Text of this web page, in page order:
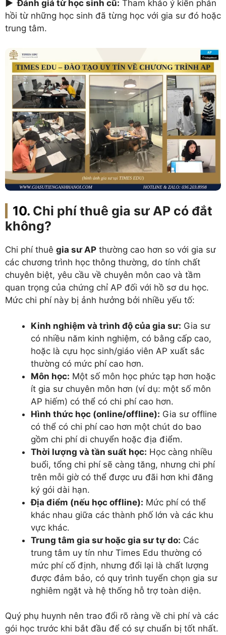
► Đánh giá từ học sinh cũ: Tham khảo ý kiến phản
hồi từ những học sinh đã từng học với gia sư đó hoặc
trung tâm.
Chi phí thuê gia sư AP có đắt
không?
Chi phí thuê gia sư AP thường cao hơn so với gia sư
các chương trình học thông thường, do tính chất
chuyên biệt, yêu cầu về chuyên môn cao và tầm
quan trọng của chứng chỉ AP đối với hồ sơ du học.
Mức chi phí này bị ảnh hưởng bởi nhiều yếu tố:
Kinh nghiệm và trình độ của gia sư: Gia sư
có nhiều năm kinh nghiệm, có bằng cấp cao,
hoặc là cựu học sinh/giáo viên AP xuất sắc
thường có mức phí cao hơn.
Môn học: Một số môn học phức tạp hơn hoặc
ít gia sư chuyên môn hơn (ví dụ: một số môn
AP hiếm) có thể có chi phí cao hơn.
Hình thức học (online/offline): Gia sư offline
có thể có chi phí cao hơn một chút do bao
gồm chi phí di chuyển hoặc địa điểm.
Thời lượng và tần suất học: Học càng nhiều
buổi, tổng chi phí sẽ càng tăng, nhưng chi phí
trên mỗi giờ có thể được ưu đãi hơn khi đăng
ký gói dài hạn.
Địa điểm (nếu học offline): Mức phí có thể
khác nhau giữa các thành phố lớn và các khu
vực khác.
Trung tâm gia sư hoặc gia sư tự do: Các
trung tâm uy tín như Times Edu thường có
mức phí cố định, nhưng đổi lại là chất lượng
được đảm bảo, có quy trình tuyển chọn gia sư
nghiêm ngặt và hệ thống hỗ trợ toàn diện.
Quý phụ huynh nên trao đổi rõ ràng về chi phí và các
gói học trước khi bắt đầu để có sự chuẩn bị tốt nhất.